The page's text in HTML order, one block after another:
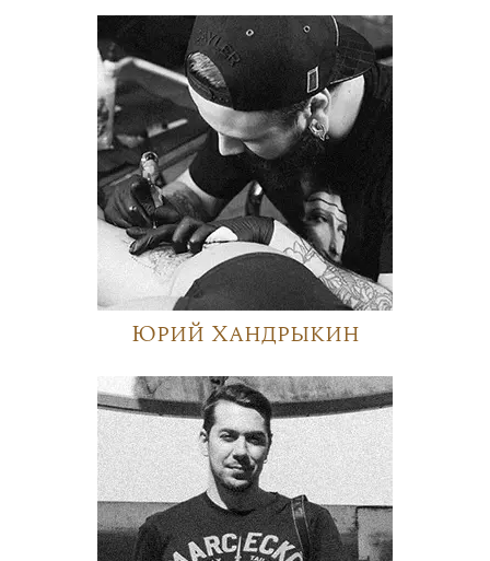
Юрий Хандрыкин